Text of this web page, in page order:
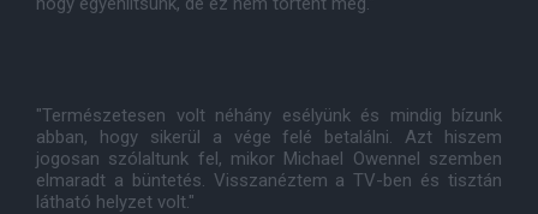
"Természetesen volt néhány esélyünk és mindig bízunk
abban, hogy sikerül a vége felé betalálni. Azt hiszem
jogosan szólaltunk fel, mikor Michael Owennel szemben
elmaradt a büntetés. Visszanéztem a TV-ben és tisztán
látható helyzet volt."